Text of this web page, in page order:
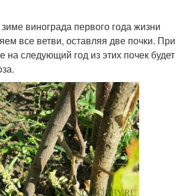
винограда первого года жизни
все ветви, оставляя две почки. При
на следующий год из этих почек будет